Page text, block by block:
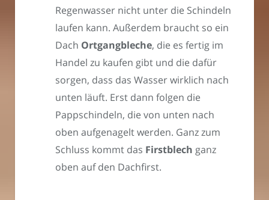
Regenwasser nicht unter die Schindeln
laufen kann. Außerdem braucht so ein
Dach Ortgangbleche, die es fertig im
Handel zu kaufen gibt und die dafür
sorgen, dass das Wasser wirklich nach
unten läuft. Erst dann folgen die
Pappschindeln, die von unten nach
oben aufgenagelt werden. Ganz zum
Schluss kommt das Firstblech ganz
oben auf den Dachfirst.